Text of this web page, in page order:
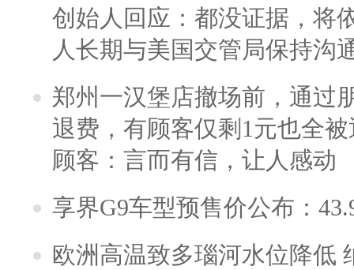
创始人回应：都没证据，将
人长期与美国交管局保持沟
郑州一汉堡店撤场前，通过
退费，有顾客仅剩1元也全
顾客：言而有信，让人感动
享界G9车型预售价公布：
欧洲高温致多瑙河水位降低